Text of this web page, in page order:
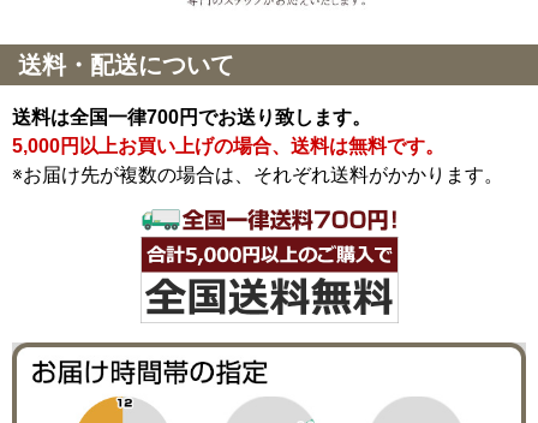
送料・配送について
送料は全国一律700円でお送り致します。
5,000円以上お買い上げの場合、送料は無料です。
※お届け先が複数の場合は、それぞれ送料がかかります。